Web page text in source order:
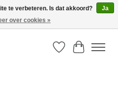
van 14u -16u
Verlanglijst
te verbeteren. Is dat akkoord?
Ja
over cookies »